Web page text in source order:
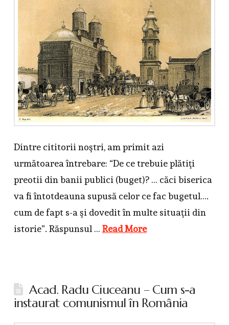
Dintre cititorii noştri, am primit azi
următoarea întrebare: “De ce trebuie plătiţi
preotii din banii publici (buget)? … căci biserica
va fi întotdeauna supusă celor ce fac bugetul….
cum de fapt s-a şi dovedit în multe situaţii din
istorie”. Răspunsul … Read More
Acad. Radu Ciuceanu – Cum s-a
instaurat comunismul în România